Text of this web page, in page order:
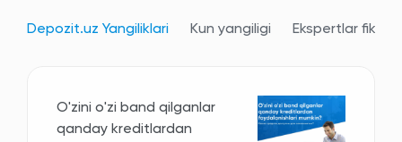
Depozit.uz Yangiliklari Kun yangiligi Ekspertlar fikri
O'zini o'zi band qilganlar
qanday kreditlardan